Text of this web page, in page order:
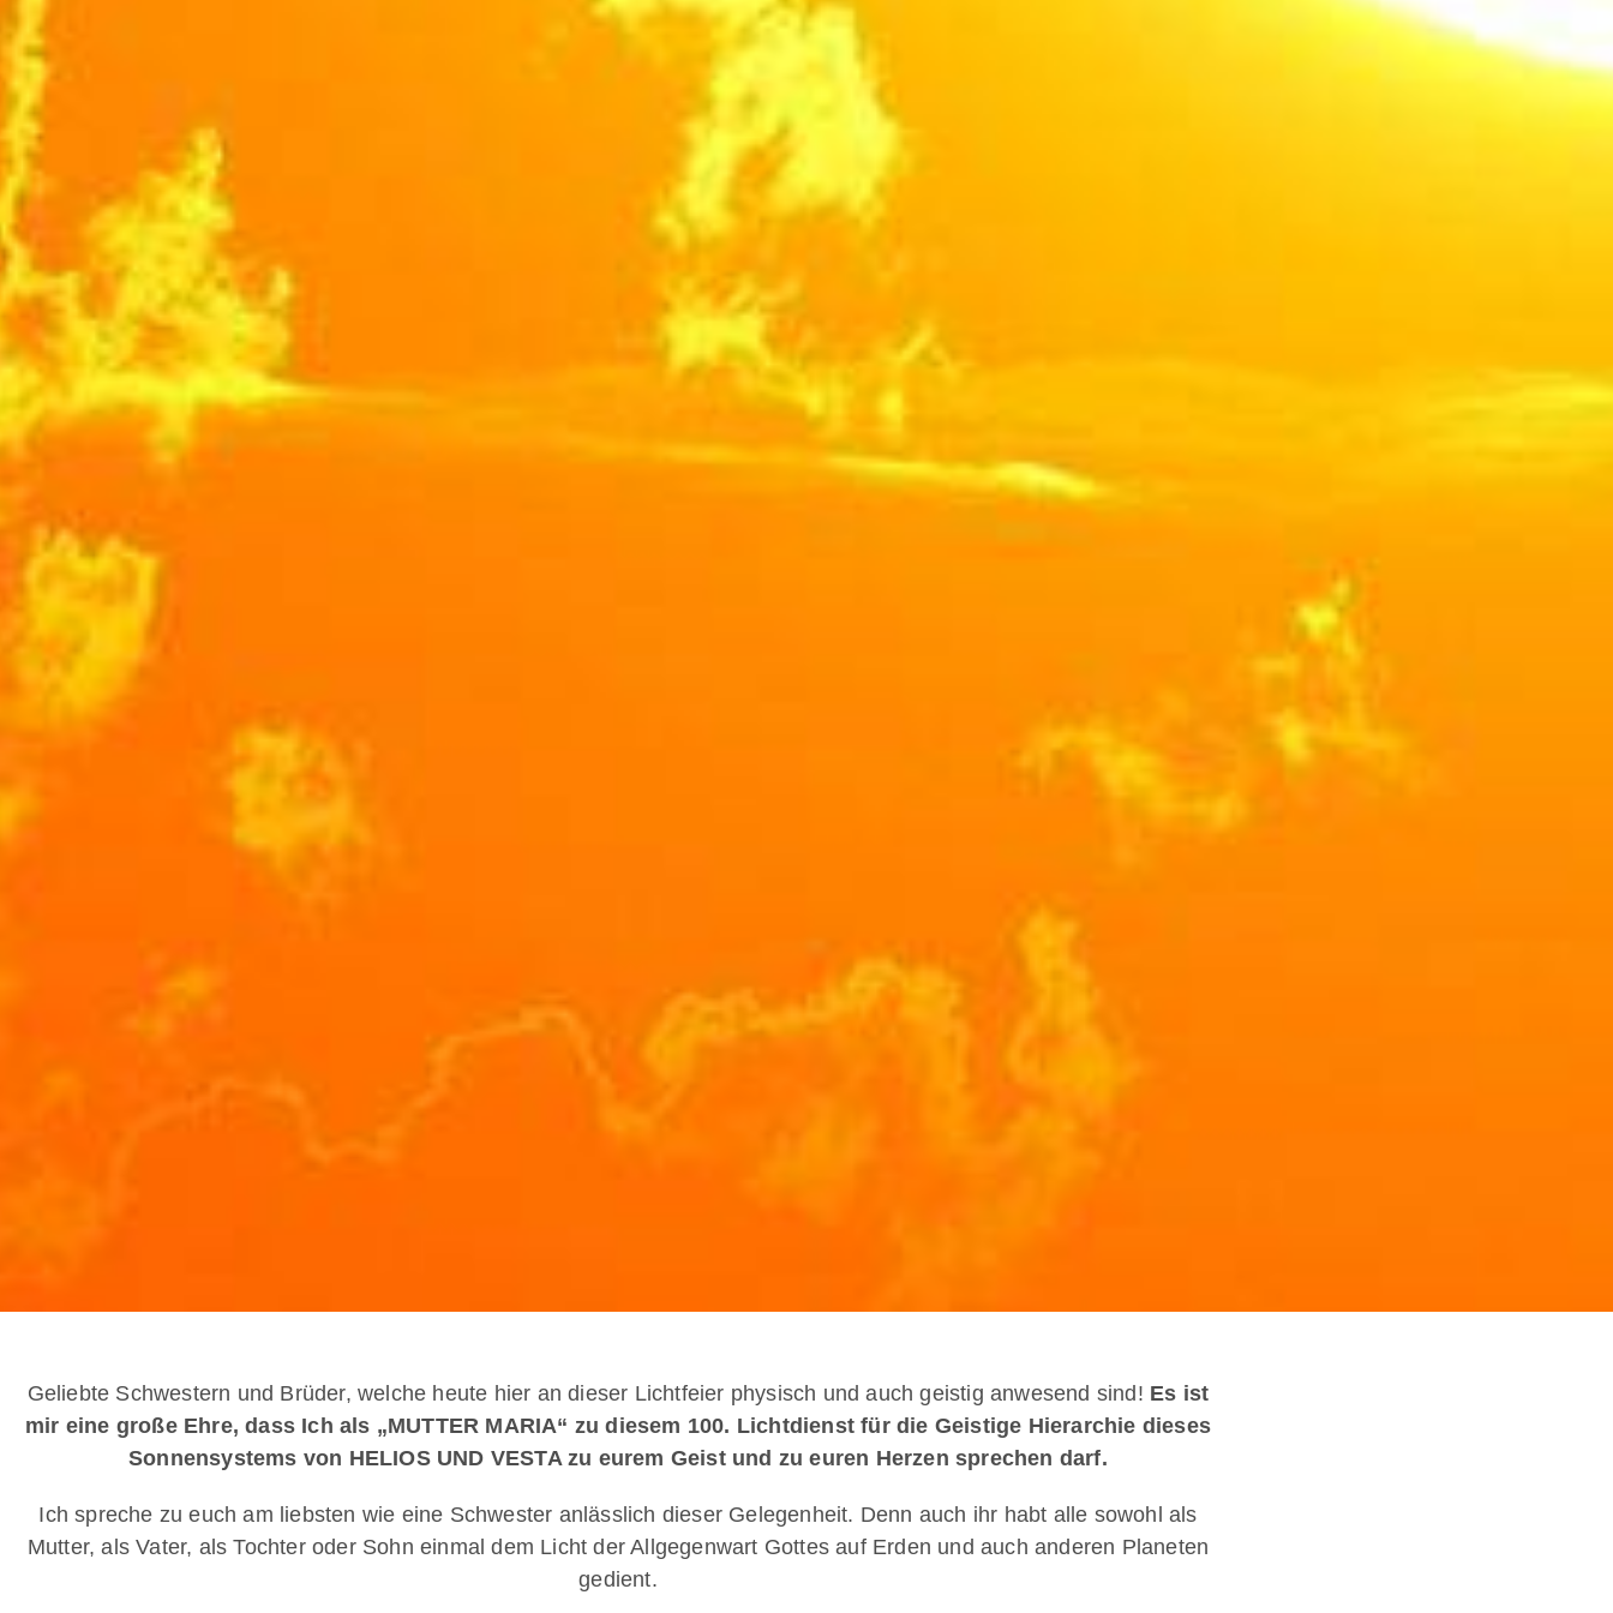
Geliebte Schwestern und Brüder, welche heute hier an dieser Lichtfeier physisch und auch geistig anwesend sind! Es ist
mir eine große Ehre, dass Ich als „MUTTER MARIA“ zu diesem 100. Lichtdienst für die Geistige Hierarchie dieses
Sonnensystems von HELIOS UND VESTA zu eurem Geist und zu euren Herzen sprechen darf.
Ich spreche zu euch am liebsten wie eine Schwester anlässlich dieser Gelegenheit. Denn auch ihr habt alle sowohl als
Mutter, als Vater, als Tochter oder Sohn einmal dem Licht der Allgegenwart Gottes auf Erden und auch anderen Planeten
gedient.